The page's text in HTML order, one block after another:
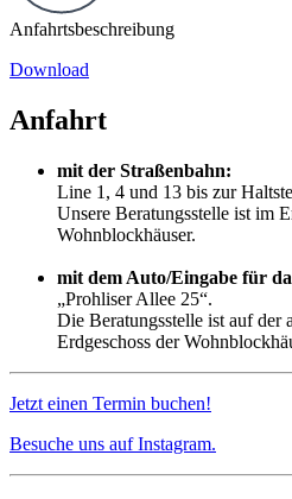
Anfahrtsbeschreibung
Download
Anfahrt
mit der Straßenbahn:
Line 1, 4 und 13 bis zur
Unsere Beratungsstelle ist im
Wohnblockhäuser.
mit dem Auto/Eingabe für
„Prohliser Allee 25“.
Die Beratungsstelle ist auf der
Erdgeschoss der
Jetzt einen Termin buchen!
Besuche uns auf Instagram.